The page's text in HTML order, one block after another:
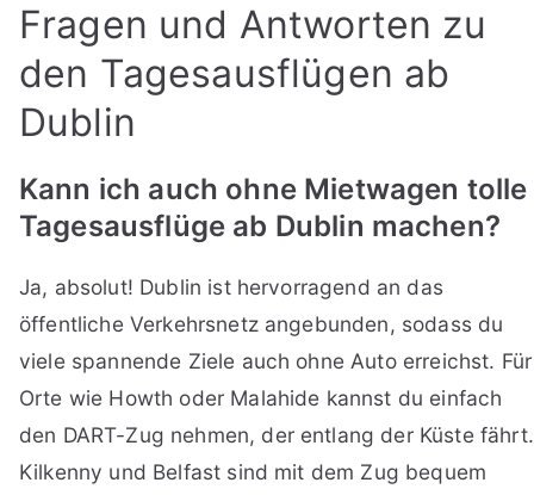
Fragen und Antworten zu
den Tagesausflügen ab
Dublin
Kann ich auch ohne Mietwagen tolle
Tagesausflüge ab Dublin machen?
Ja, absolut! Dublin ist hervorragend an das
öffentliche Verkehrsnetz angebunden, sodass du
viele spannende Ziele auch ohne Auto erreichst. Für
Orte wie Howth oder Malahide kannst du einfach
den DART-Zug nehmen, der entlang der Küste fährt.
Kilkenny und Belfast sind mit dem Zug bequem